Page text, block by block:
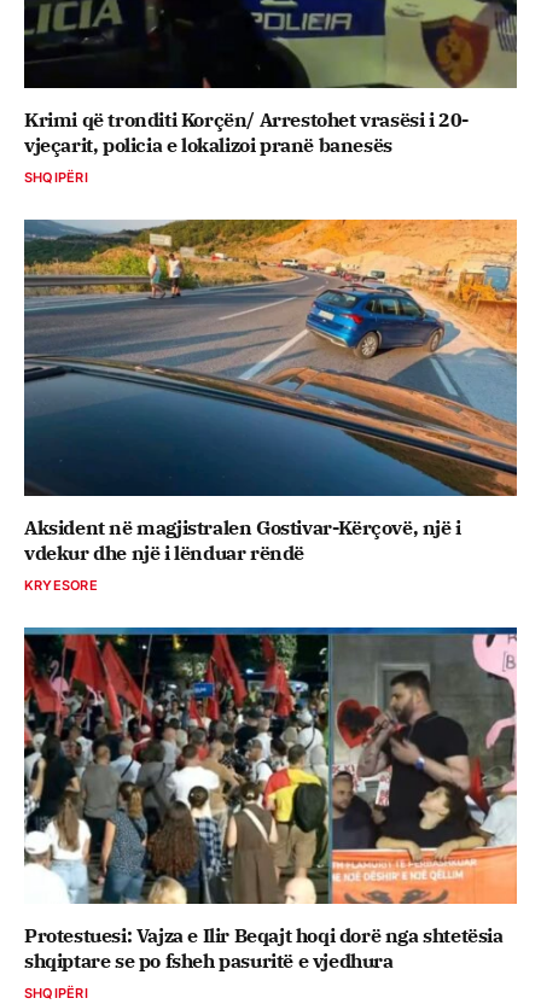
Krimi që tronditi Korçën/ Arrestohet vrasësi i 20-
vjeçarit, policia e lokalizoi pranë banesës
SHQIPËRI
Aksident në magjistralen Gostivar-Kërçovë, një i
vdekur dhe një i lënduar rëndë
KRYESORE
Protestuesi: Vajza e Ilir Beqajt hoqi dorë nga shtetësia
shqiptare se po fsheh pasuritë e vjedhura
SHQIPËRI